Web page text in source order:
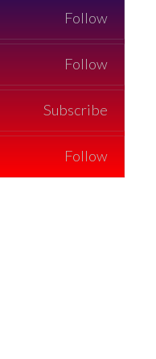
Follow
Follow
Subscribe
Follow